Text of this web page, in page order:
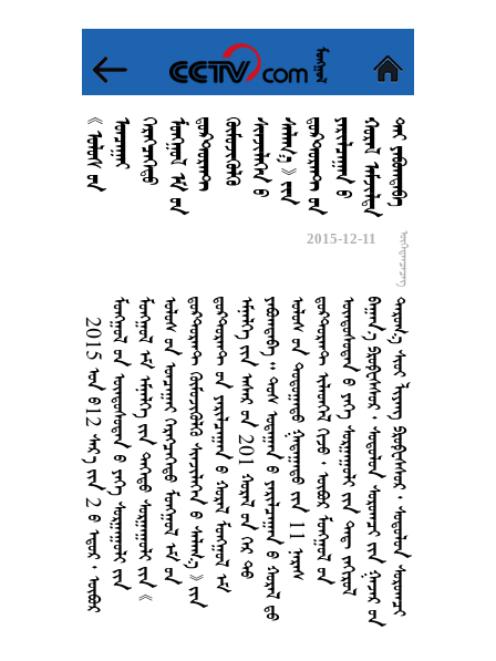

























































































































 
2015-12-11
2015  12   2                                       201                 11                          